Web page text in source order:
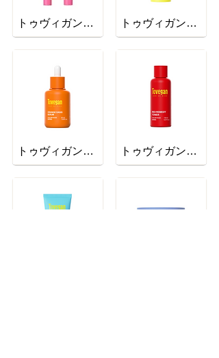
トゥヴィガンピンクエンリッチアイラッシュセラム
トゥヴィガンオレンジングオアシスセラム
トゥヴィガンイエローUVサンプロテクトミスト
トゥヴィガンレッドリメディートナー